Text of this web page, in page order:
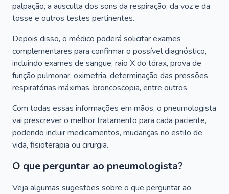
palpação, a ausculta dos sons da respiração, da voz e da
tosse e outros testes pertinentes.
Depois disso, o médico poderá solicitar exames
complementares para confirmar o possível diagnóstico,
incluindo exames de sangue, raio X do tórax, prova de
função pulmonar, oximetria, determinação das pressões
respiratórias máximas, broncoscopia, entre outros.
Com todas essas informações em mãos, o pneumologista
vai prescrever o melhor tratamento para cada paciente,
podendo incluir medicamentos, mudanças no estilo de
vida, fisioterapia ou cirurgia.
O que perguntar ao pneumologista?
Veja algumas sugestões sobre o que perguntar ao